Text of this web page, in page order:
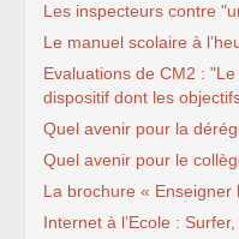
Les inspecteurs contre
Le manuel scolaire à
Evaluations de CM2 :
dispositif dont les
Quel avenir pour la
Quel avenir pour le
La brochure «
Internet à l’Ecole :